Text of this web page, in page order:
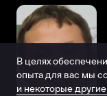
В целях
опыта для вас мы
и некоторые